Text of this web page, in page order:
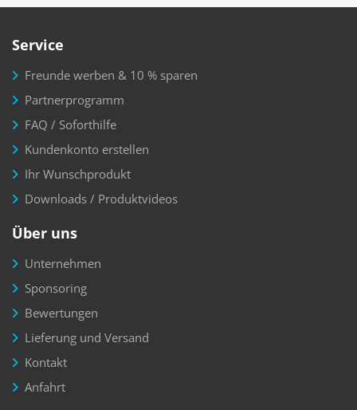
Service
Freunde werben & 10 % sparen
Partnerprogramm
FAQ / Soforthilfe
Kundenkonto erstellen
Ihr Wunschprodukt
Downloads / Produktvideos
Über uns
Unternehmen
Sponsoring
Bewertungen
Lieferung und Versand
Kontakt
Anfahrt